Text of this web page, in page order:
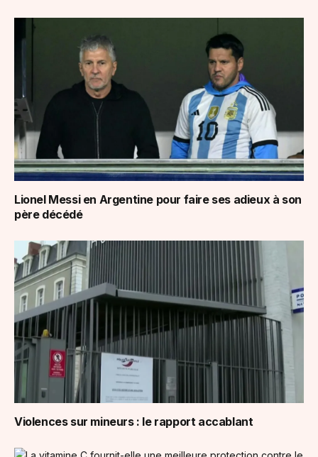
Lionel Messi en Argentine pour faire ses adieux à son
père décédé
Violences sur mineurs : le rapport accablant